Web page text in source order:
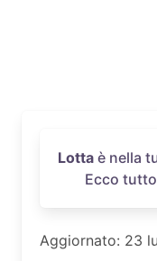
Lotta è nella
Ecco
Aggiornato: 23